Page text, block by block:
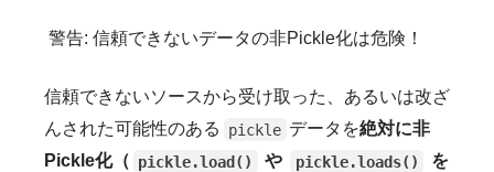
警告: 信頼できないデータの非Pickle化は危険！
信頼できないソースから受け取った、あるいは改ざ
んされた可能性のある
pickle データを絶対に非
Pickle化（
pickle.load() や pickle.loads()
を